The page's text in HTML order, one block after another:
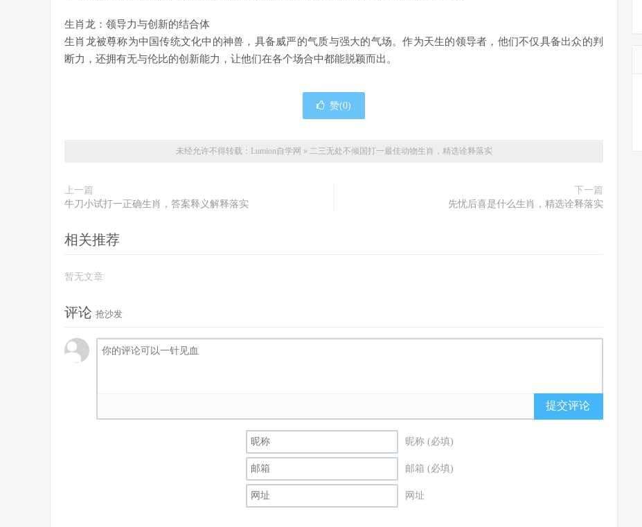
生肖龙：领导力与创新的结合体
生肖龙被尊称为中国传统文化中的神兽，具备威严的气质与强大的气场。作为天生的领导者，他们不仅具备出众的判
断力，还拥有无与伦比的创新能力，让他们在各个场合中都能脱颖而出。
赞(0)
未经允许不得转载： Lumion自学网 » 二三无处不倾国打一最佳动物生肖，精选诠释落实
上一篇
牛刀小试打一正确生肖，答案释义解释落实
下一篇
先忧后喜是什么生肖，精选诠释落实
相关推荐
暂无文章
评论 抢沙发
提交评论
昵称 (必填)
邮箱 (必填)
网址